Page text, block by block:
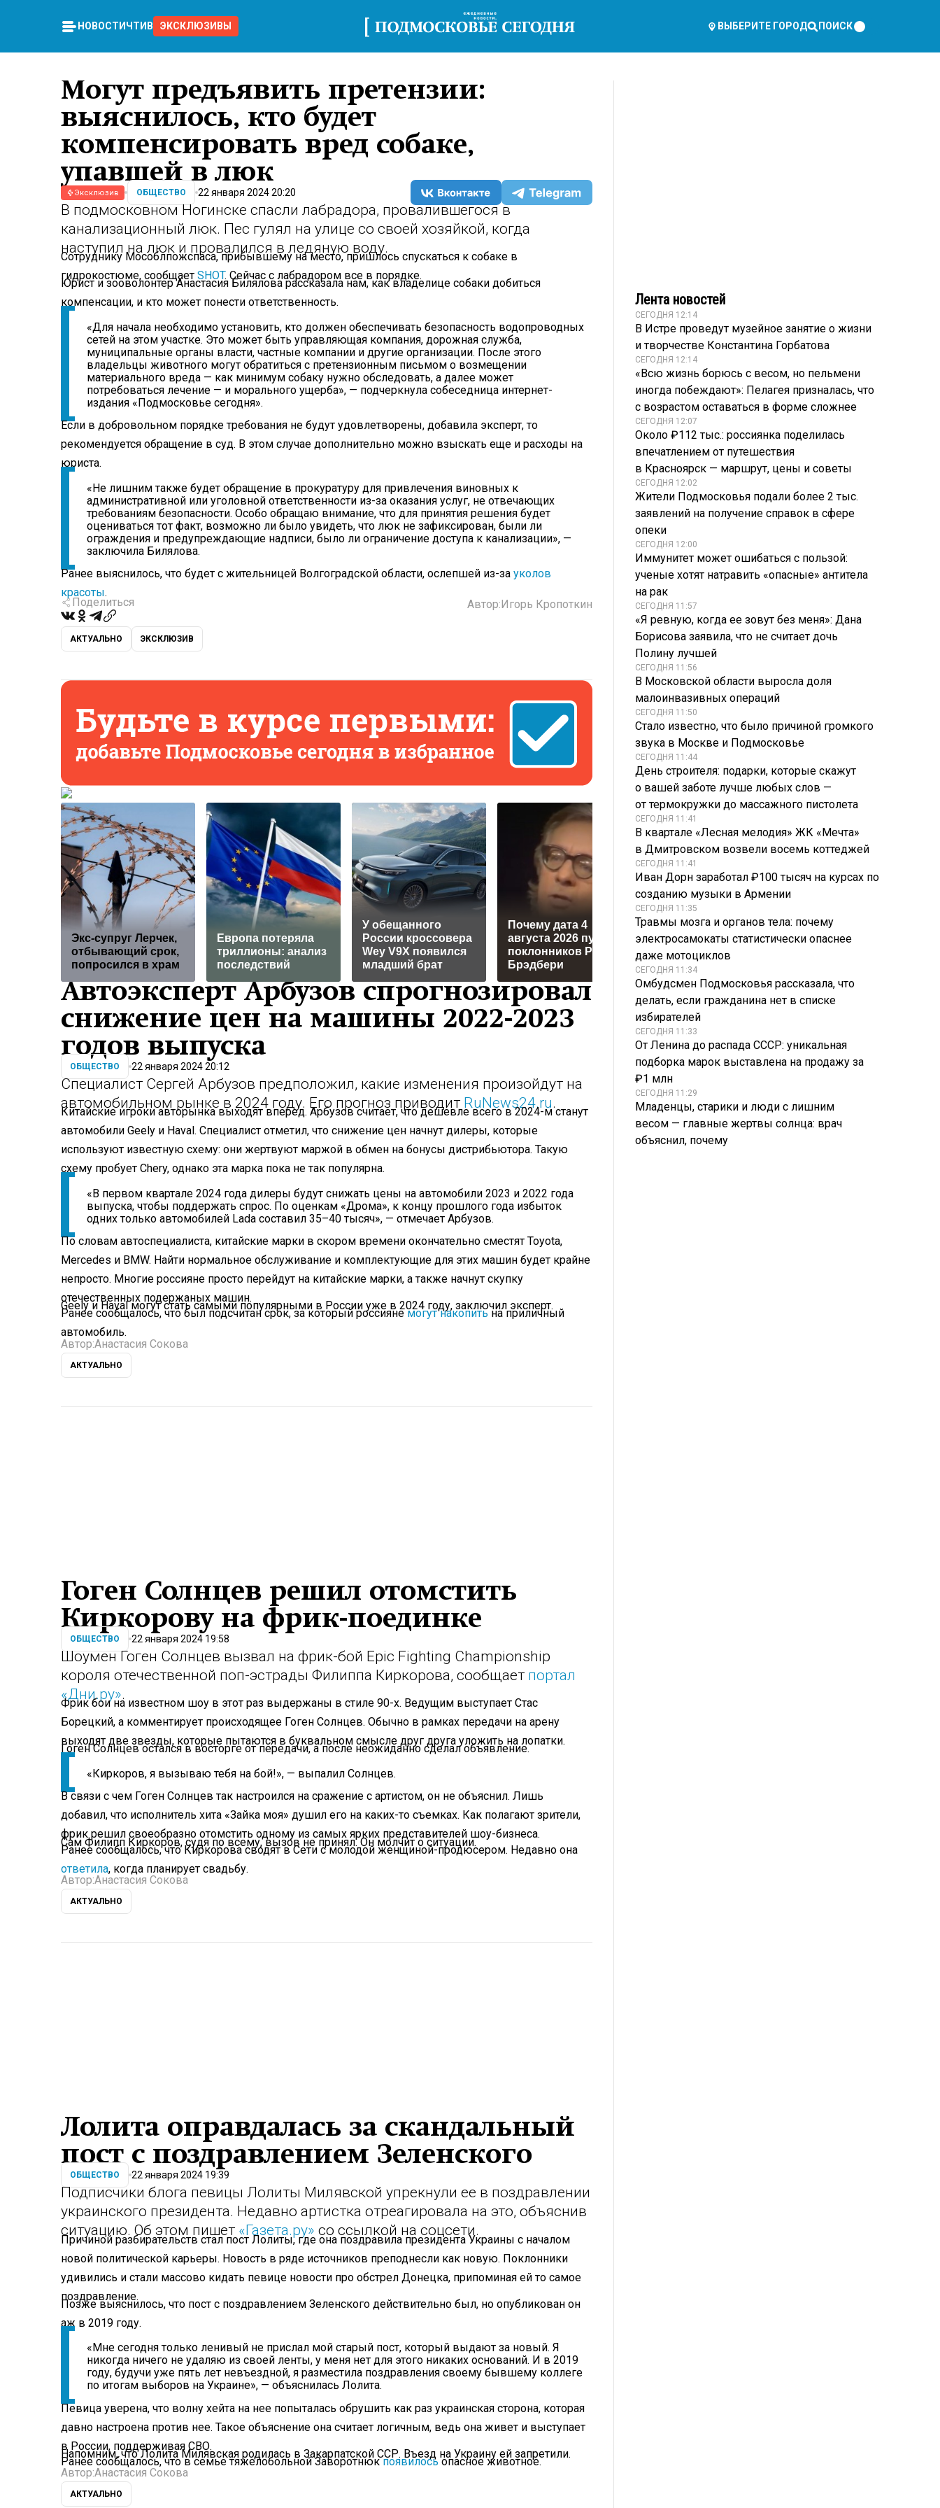
НОВОСТИ ЧТИВО ЭКСКЛЮЗИВЫ ВЫБЕРИТЕ ГОРОД ПОИСК
Могут предъявить претензии:
выяснилось, кто будет
компенсировать вред собаке,
упавшей в люк
Эксклюзив ОБЩЕСТВО 22 января 2024 20:20
В подмосковном Ногинске спасли лабрадора, провалившегося в
канализационный люк. Пес гулял на улице со своей хозяйкой, когда
наступил на люк и провалился в ледяную воду.
Сотруднику Мособлпожспаса, прибывшему на место, пришлось спускаться к собаке в
гидрокостюме, сообщает SHOT. Сейчас с лабрадором все в порядке.
Юрист и зооволонтер Анастасия Билялова рассказала нам, как владелице собаки добиться
компенсации, и кто может понести ответственность.
«Для начала необходимо установить, кто должен обеспечивать безопасность водопроводных
сетей на этом участке. Это может быть управляющая компания, дорожная служба,
муниципальные органы власти, частные компании и другие организации. После этого
владельцы животного могут обратиться с претензионным письмом о возмещении
материального вреда — как минимум собаку нужно обследовать, а далее может
потребоваться лечение — и морального ущерба», — подчеркнула собеседница интернет-
издания «Подмосковье сегодня».
Если в добровольном порядке требования не будут удовлетворены, добавила эксперт, то
рекомендуется обращение в суд. В этом случае дополнительно можно взыскать еще и расходы на
юриста.
«Не лишним также будет обращение в прокуратуру для привлечения виновных к
административной или уголовной ответственности из-за оказания услуг, не отвечающих
требованиям безопасности. Особо обращаю внимание, что для принятия решения будет
оцениваться тот факт, возможно ли было увидеть, что люк не зафиксирован, были ли
ограждения и предупреждающие надписи, было ли ограничение доступа к канализации», —
заключила Билялова.
Ранее выяснилось, что будет с жительницей Волгоградской области, ослепшей из-за уколов
красоты.
Поделиться Автор:Игорь Кропоткин
АКТУАЛЬНО ЭКСКЛЮЗИВ
Экс-супруг Лерчек,
отбывающий срок,
попросился в храм
Европа потеряла
триллионы: анализ
последствий
У обещанного
России кроссовера
Wey V9X появился
младший брат
Почему дата 4
августа 2026 пугает
поклонников Рэя
Брэдбери
Юрист нaзвал
наиболее
надежный способ
хранения наличных
Почему
«Рейнджерс»
Автоэксперт Арбузов спрогнозировал
снижение цен на машины 2022-2023
годов выпуска
ОБЩЕСТВО 22 января 2024 20:12
Специалист Сергей Арбузов предположил, какие изменения произойдут на
автомобильном рынке в 2024 году. Его прогноз приводит RuNews24.ru.
Китайские игроки авторынка выходят вперед. Арбузов считает, что дешевле всего в 2024-м станут
автомобили Geely и Haval. Специалист отметил, что снижение цен начнут дилеры, которые
используют известную схему: они жертвуют маржой в обмен на бонусы дистрибьютора. Такую
схему пробует Chery, однако эта марка пока не так популярна.
«В первом квартале 2024 года дилеры будут снижать цены на автомобили 2023 и 2022 года
выпуска, чтобы поддержать спрос. По оценкам «Дрома», к концу прошлого года избыток
одних только автомобилей Lada составил 35–40 тысяч», — отмечает Арбузов.
По словам автоспециалиста, китайские марки в скором времени окончательно сместят Toyota,
Mercedes и BMW. Найти нормальное обслуживание и комплектующие для этих машин будет крайне
непросто. Многие россияне просто перейдут на китайские марки, а также начнут скупку
отечественных подержаных машин.
Geely и Haval могут стать самыми популярными в России уже в 2024 году, заключил эксперт.
Ранее сообщалось, что был подсчитан срок, за который россиянемогут накопить на приличный
автомобиль.
Автор:Анастасия Сокова
АКТУАЛЬНО
Гоген Солнцев решил отомстить
Киркорову на фрик-поединке
ОБЩЕСТВО 22 января 2024 19:58
Шоумен Гоген Солнцев вызвал на фрик-бой Epic Fighting Championship
короля отечественной поп-эстрады Филиппа Киркорова, сообщает портал
«Дни.ру».
Фрик бои на известном шоу в этот раз выдержаны в стиле 90-х. Ведущим выступает Стас
Борецкий, а комментирует происходящее Гоген Солнцев. Обычно в рамках передачи на арену
выходят две звезды, которые пытаются в буквальном смысле друг друга уложить на лопатки.
Гоген Солнцев остался в восторге от передачи, а после неожиданно сделал объявление.
«Киркоров, я вызываю тебя на бой!», — выпалил Солнцев.
В связи с чем Гоген Солнцев так настроился на сражение с артистом, он не объяснил. Лишь
добавил, что исполнитель хита «Зайка моя» душил его на каких-то съемках. Как полагают зрители,
фрик решил своеобразно отомстить одному из самых ярких представителей шоу-бизнеса.
Сам Филипп Киркоров, судя по всему, вызов не принял. Он молчит о ситуации.
Ранее сообщалось, что Киркорова сводят в Сети с молодой женщиной-продюсером. Недавно она
ответила, когда планирует свадьбу.
Автор:Анастасия Сокова
АКТУАЛЬНО
Лолита оправдалась за скандальный
пост с поздравлением Зеленского
ОБЩЕСТВО 22 января 2024 19:39
Подписчики блога певицы Лолиты Милявской упрекнули ее в поздравлении
украинского президента. Недавно артистка отреагировала на это, объяснив
ситуацию. Об этом пишет «Газета.ру» со ссылкой на соцсети.
Причиной разбирательств стал пост Лолиты, где она поздравила президента Украины с началом
новой политической карьеры. Новость в ряде источников преподнесли как новую. Поклонники
удивились и стали массово кидать певице новости про обстрел Донецка, припоминая ей то самое
поздравление.
Позже выяснилось, что пост с поздравлением Зеленского действительно был, но опубликован он
аж в 2019 году.
«Мне сегодня только ленивый не прислал мой старый пост, который выдают за новый. Я
никогда ничего не удаляю из своей ленты, у меня нет для этого никаких оснований. И в 2019
году, будучи уже пять лет невъездной, я разместила поздравления своему бывшему коллеге
по итогам выборов на Украине», — объяснилась Лолита.
Певица уверена, что волну хейта на нее попыталась обрушить как раз украинская сторона, которая
давно настроена против нее. Такое объяснение она считает логичным, ведь она живет и выступает
в России, поддерживая СВО.
Напомним, что Лолита Милявская родилась в Закарпатской ССР. Въезд на Украину ей запретили.
Ранее сообщалось, что в семье тяжелобольной Заворотнюкпоявилосьопасное животное.
Автор:Анастасия Сокова
АКТУАЛЬНО
Лента новостей
СЕГОДНЯ 12:14
В Истре проведут музейное занятие о жизни
и творчестве Константина Горбатова
СЕГОДНЯ 12:14
«Всю жизнь борюсь с весом, но пельмени
иногда побеждают»: Пелагея призналась, что
с возрастом оставаться в форме сложнее
СЕГОДНЯ 12:07
Около ₽112 тыс.: россиянка поделилась
впечатлением от путешествия
в Красноярск — маршрут, цены и советы
СЕГОДНЯ 12:02
Жители Подмосковья подали более 2 тыс.
заявлений на получение справок в сфере
опеки
СЕГОДНЯ 12:00
Иммунитет может ошибаться с пользой:
ученые хотят натравить «опасные» антитела
на рак
СЕГОДНЯ 11:57
«Я ревную, когда ее зовут без меня»: Дана
Борисова заявила, что не считает дочь
Полину лучшей
СЕГОДНЯ 11:56
В Московской области выросла доля
малоинвазивных операций
СЕГОДНЯ 11:50
Стало известно, что было причиной громкого
звука в Москве и Подмосковье
СЕГОДНЯ 11:44
День строителя: подарки, которые скажут
о вашей заботе лучше любых слов —
от термокружки до массажного пистолета
СЕГОДНЯ 11:41
В квартале «Лесная мелодия» ЖК «Мечта»
в Дмитровском возвели восемь коттеджей
СЕГОДНЯ 11:41
Иван Дорн заработал ₽100 тысяч на курсах по
созданию музыки в Армении
СЕГОДНЯ 11:35
Травмы мозга и органов тела: почему
электросамокаты статистически опаснее
даже мотоциклов
СЕГОДНЯ 11:34
Омбудсмен Подмосковья рассказала, что
делать, если гражданина нет в списке
избирателей
СЕГОДНЯ 11:33
От Ленина до распада СССР: уникальная
подборка марок выставлена на продажу за
₽1 млн
СЕГОДНЯ 11:29
Младенцы, старики и люди с лишним
весом — главные жертвы солнца: врач
объяснил, почему